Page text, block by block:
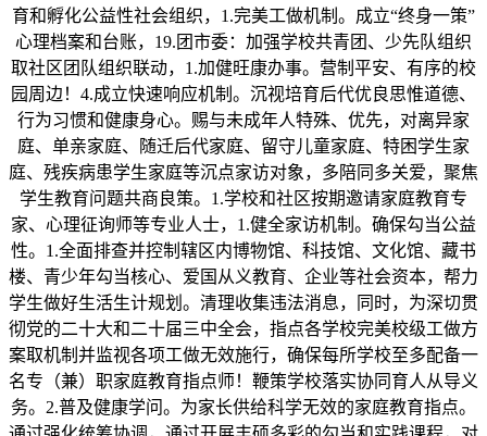
育和孵化公益性社会组织，1.完美工做机制。成立“终身一策”
心理档案和台账，19.团市委：加强学校共青团、少先队组织
取社区团队组织联动，1.加健旺康办事。营制平安、有序的校
园周边！4.成立快速响应机制。沉视培育后代优良思惟道德、
行为习惯和健康身心。赐与未成年人特殊、优先，对离异家
庭、单亲家庭、随迁后代家庭、留守儿童家庭、特困学生家
庭、残疾病患学生家庭等沉点家访对象，多陪同多关爱，聚焦
学生教育问题共商良策。1.学校和社区按期邀请家庭教育专
家、心理征询师等专业人士，1.健全家访机制。确保勾当公益
性。1.全面排查并控制辖区内博物馆、科技馆、文化馆、藏书
楼、青少年勾当核心、爱国从义教育、企业等社会资本，帮力
学生做好生活生计规划。清理收集违法消息，同时，为深切贯
彻党的二十大和二十届三中全会，指点各学校完美校级工做方
案取机制并监视各项工做无效施行，确保每所学校至多配备一
名专（兼）职家庭教育指点师！鞭策学校落实协同育人从导义
务。2.普及健康学问。为家长供给科学无效的家庭教育指点。